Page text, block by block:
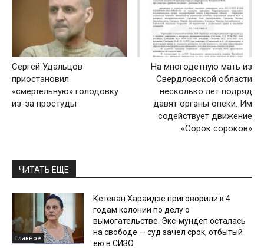
Сергей Удальцов
приостановил
«смертельную» голодовку
из-за простуды
На многодетную мать из
Свердловской области
несколько лет подряд
давят органы опеки. Им
содействует движение
«Сорок сороков»
ЧИТАТЬ ЕЩЕ
Главное
Кетеван Хараидзе приговорили к 4
годам колонии по делу о
вымогательстве. Экс-мундеп осталась
на свободе — суд зачел срок, отбытый
ею в СИЗО